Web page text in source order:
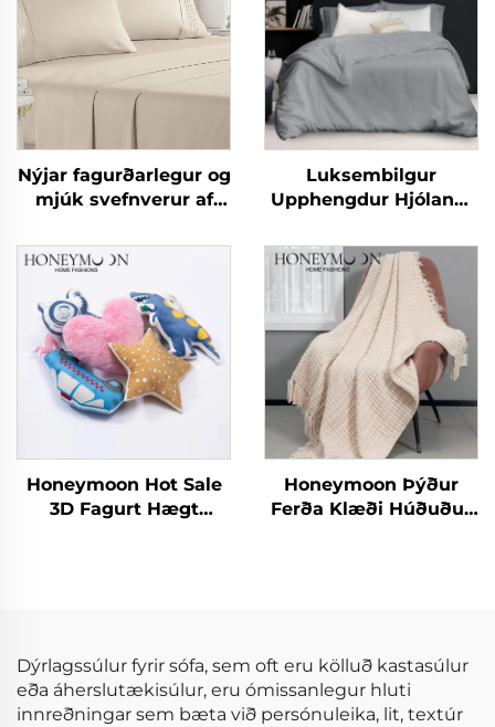
Nýjar fagurðarlegur og
mjúk svefnverur af
bómull 90gsm
fyrirheituð ólíkind
svefnverur fyrir allar
árstíðir
Luksembilgur
Upphengdur Hjólandi
Bómull Hár Gæði
Andartæk
Náttúrulegur
Hlífardúkasetur
Honeymoon Hot Sale
3D Fagurt Hægt
Honeymoon Þýður
Ferða Klæði Húðuður
Dýrlagssúlur fyrir sófa, sem oft eru kölluð kastasúlur
eða áherslutækisúlur, eru ómissanlegur hluti
innreðningar sem bæta við persónuleika, lit, textúr